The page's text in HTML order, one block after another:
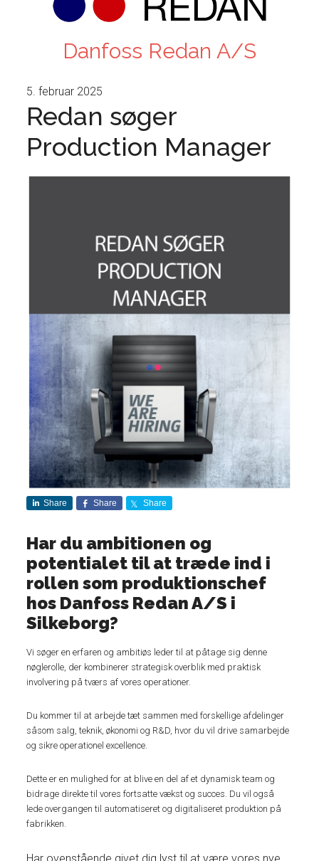
Danfoss Redan A/S
5. februar 2025
Redan søger
Production Manager
Share Share Share
Har du ambitionen og
potentialet til at træde ind i
rollen som produktionschef
hos Danfoss Redan A/S i
Silkeborg?
Vi søger en erfaren og ambitiøs leder til at påtage sig denne
nøglerolle, der kombinerer strategisk overblik med praktisk
involvering på tværs af vores operationer.
Du kommer til at arbejde tæt sammen med forskellige afdelinger
såsom salg, teknik, økonomi og R&D, hvor du vil drive samarbejde
og sikre operationel excellence.
Dette er en mulighed for at blive en del af et dynamisk team og
bidrage direkte til vores fortsatte vækst og succes. Du vil også
lede overgangen til automatiseret og digitaliseret produktion på
fabrikken.
Har ovenstående givet dig lyst til at være vores nye